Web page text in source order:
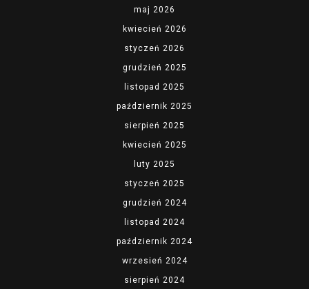
maj 2026
kwiecień 2026
styczeń 2026
grudzień 2025
listopad 2025
październik 2025
sierpień 2025
kwiecień 2025
luty 2025
styczeń 2025
grudzień 2024
listopad 2024
październik 2024
wrzesień 2024
sierpień 2024